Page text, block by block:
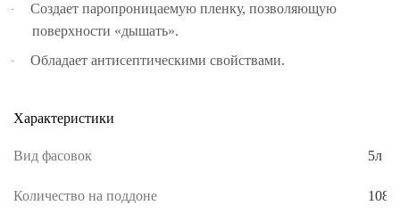
·
Создает паропроницаемую пленку, позволяющую
поверхности «дышать».
· Обладает антисептическими свойствами.
Характеристики
Вид фасовок 5л |
Количество на поддоне